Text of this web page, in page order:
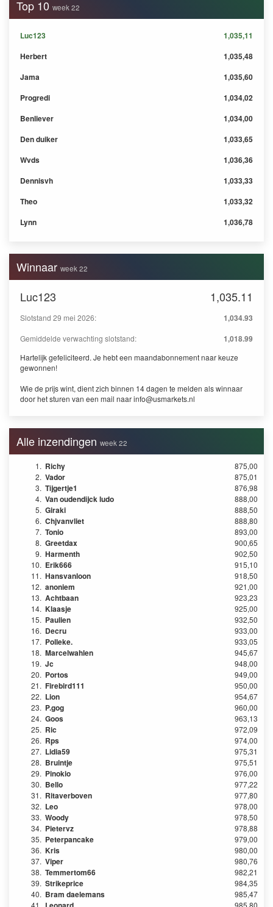
Top 10 week 22
Luc123
1,035,11
Herbert
1,035,48
Jama
1,035,60
Progredi
1,034,02
Benliever
1,034,00
Den duiker
1,033,65
Wvds
1,036,36
Dennisvh
1,033,33
Theo
1,033,32
Lynn
1,036,78
Winnaar week 22
Luc123 1,035.11
Slotstand 29 mei 2026: 1,034.93
Gemiddelde verwachting slotstand: 1,018.99
Hartelijk gefeliciteerd. Je hebt een maandabonnement naar keuze
gewonnen!
Wie de prijs wint, dient zich binnen 14 dagen te melden als winnaar
door het sturen van een mail naarinfo@usmarkets.nl
Alle inzendingen week 22
1. Richy
875,00
2. Vador
875,01
3. Tijgertje1
876,98
4. Van oudendijck ludo
888,00
5. Giraki
888,50
6. Chjvanvliet
888,80
7. Tonio
893,00
8. Greetdax
900,65
9. Harmenth
902,50
10. Erik666
915,10
11. Hansvanloon
918,50
12. anoniem
921,00
13. Achtbaan
923,23
14. Klaasje
925,00
15. Paulien
932,50
16. Decru
933,00
17. Polleke.
933,05
18. Marcelwahlen
945,67
19. Jc
948,00
20. Portos
949,00
21. Firebird111
950,00
22. Lion
954,67
23. P.gog
960,00
24. Goos
963,13
25. Ric
972,09
26. Rps
974,00
27. Lidia59
975,31
28. Bruintje
975,51
29. Pinokio
976,00
30. Bello
977,22
31. Ritaverboven
977,80
32. Leo
978,00
33. Woody
978,50
34. Pietervz
978,88
35. Peterpancake
979,00
36. Kris
980,00
37. Viper
980,76
38. Temmertom66
982,21
39. Strikeprice
984,35
40. Bram daelemans
985,47
41.
985,80